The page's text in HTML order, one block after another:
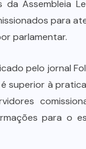
Assembleia
para
parlamentar.
pelo jornal
superior à
para o